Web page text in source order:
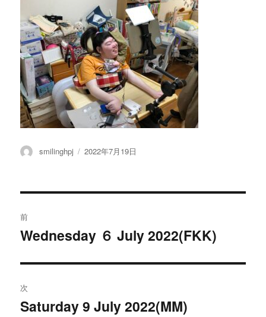
投
smilinghpj
投
2022年7月19日
稿
ビ
ゲ
前
過
の
投
稿:
Wednesday ６ July 2022(FKK)
次
次
Saturday 9 July 2022(MM)